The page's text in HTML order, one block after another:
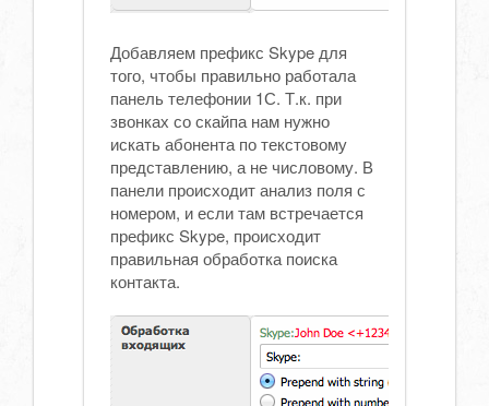
Добавляем префикс Skype для
того, чтобы правильно работала
панель телефонии 1С. Т.к. при
звонках со скайпа нам нужно
искать абонента по текстовому
представлению, а не числовому. В
панели происходит анализ поля с
номером, и если там встречается
префикс Skype, происходит
правильная обработка поиска
контакта.